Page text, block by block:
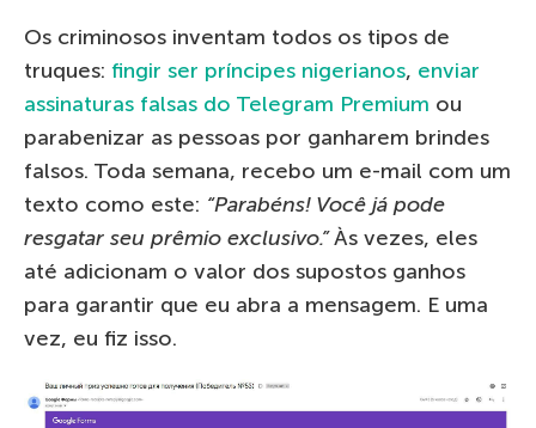
Os criminosos inventam todos os tipos de
truques: fingir ser príncipes nigerianos, enviar
assinaturas falsas do Telegram Premium ou
parabenizar as pessoas por ganharem brindes
falsos. Toda semana, recebo um e-mail com um
texto como este: “Parabéns! Você já pode
resgatar seu prêmio exclusivo.”Às vezes, eles
até adicionam o valor dos supostos ganhos
para garantir que eu abra a mensagem. E uma
vez, eu fiz isso.